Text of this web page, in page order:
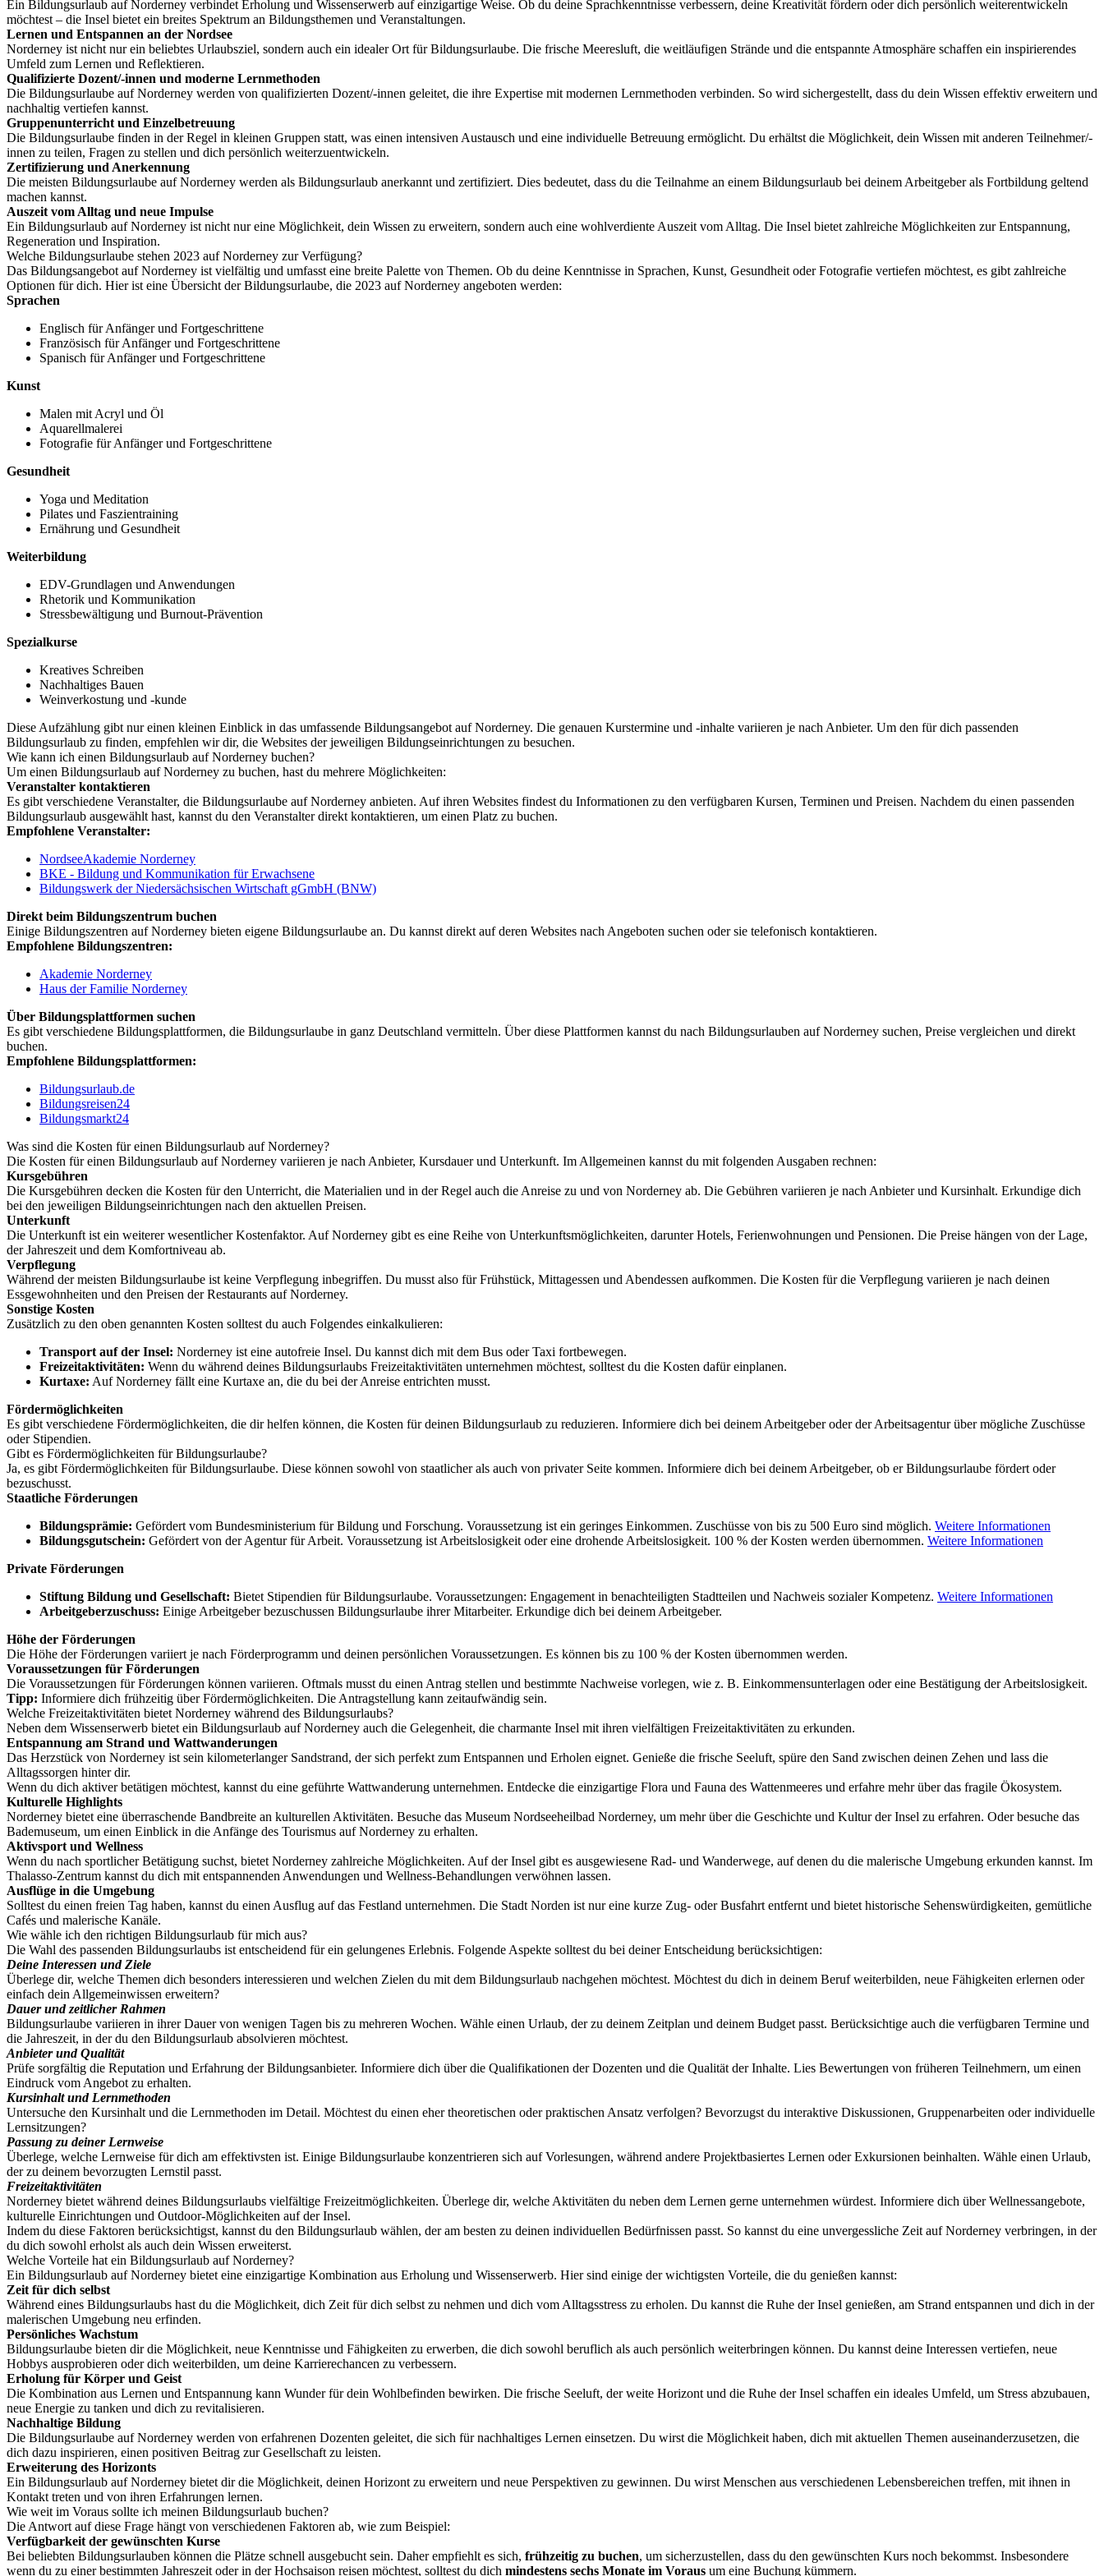
Ein Bildungsurlaub auf Norderney verbindet Erholung und Wissenserwerb auf einzigartige Weise. Ob du deine Sprachkenntnisse verbessern, deine Kreativität fördern oder dich persönlich weiterentwickeln
möchtest – die Insel bietet ein breites Spektrum an Bildungsthemen und Veranstaltungen.
Lernen und Entspannen an der Nordsee
Norderney ist nicht nur ein beliebtes Urlaubsziel, sondern auch ein idealer Ort für Bildungsurlaube. Die frische Meeresluft, die weitläufigen Strände und die entspannte Atmosphäre schaffen ein inspirierendes
Umfeld zum Lernen und Reflektieren.
Qualifizierte Dozent/-innen und moderne Lernmethoden
Die Bildungsurlaube auf Norderney werden von qualifizierten Dozent/-innen geleitet, die ihre Expertise mit modernen Lernmethoden verbinden. So wird sichergestellt, dass du dein Wissen effektiv erweitern und
nachhaltig vertiefen kannst.
Gruppenunterricht und Einzelbetreuung
Die Bildungsurlaube finden in der Regel in kleinen Gruppen statt, was einen intensiven Austausch und eine individuelle Betreuung ermöglicht. Du erhältst die Möglichkeit, dein Wissen mit anderen Teilnehmer/-
innen zu teilen, Fragen zu stellen und dich persönlich weiterzuentwickeln.
Zertifizierung und Anerkennung
Die meisten Bildungsurlaube auf Norderney werden als Bildungsurlaub anerkannt und zertifiziert. Dies bedeutet, dass du die Teilnahme an einem Bildungsurlaub bei deinem Arbeitgeber als Fortbildung geltend
machen kannst.
Auszeit vom Alltag und neue Impulse
Ein Bildungsurlaub auf Norderney ist nicht nur eine Möglichkeit, dein Wissen zu erweitern, sondern auch eine wohlverdiente Auszeit vom Alltag. Die Insel bietet zahlreiche Möglichkeiten zur Entspannung,
Regeneration und Inspiration.
Welche Bildungsurlaube stehen 2023 auf Norderney zur Verfügung?
Das Bildungsangebot auf Norderney ist vielfältig und umfasst eine breite Palette von Themen. Ob du deine Kenntnisse in Sprachen, Kunst, Gesundheit oder Fotografie vertiefen möchtest, es gibt zahlreiche
Optionen für dich. Hier ist eine Übersicht der Bildungsurlaube, die 2023 auf Norderney angeboten werden:
Sprachen
Englisch für Anfänger und Fortgeschrittene
Französisch für Anfänger und Fortgeschrittene
Spanisch für Anfänger und Fortgeschrittene
Kunst
Malen mit Acryl und Öl
Aquarellmalerei
Fotografie für Anfänger und Fortgeschrittene
Gesundheit
Yoga und Meditation
Pilates und Faszientraining
Ernährung und Gesundheit
Weiterbildung
EDV-Grundlagen und Anwendungen
Rhetorik und Kommunikation
Stressbewältigung und Burnout-Prävention
Spezialkurse
Kreatives Schreiben
Nachhaltiges Bauen
Weinverkostung und -kunde
Diese Aufzählung gibt nur einen kleinen Einblick in das umfassende Bildungsangebot auf Norderney. Die genauen Kurstermine und -inhalte variieren je nach Anbieter. Um den für dich passenden
Bildungsurlaub zu finden, empfehlen wir dir, die Websites der jeweiligen Bildungseinrichtungen zu besuchen.
Wie kann ich einen Bildungsurlaub auf Norderney buchen?
Um einen Bildungsurlaub auf Norderney zu buchen, hast du mehrere Möglichkeiten:
Veranstalter kontaktieren
Es gibt verschiedene Veranstalter, die Bildungsurlaube auf Norderney anbieten. Auf ihren Websites findest du Informationen zu den verfügbaren Kursen, Terminen und Preisen. Nachdem du einen passenden
Bildungsurlaub ausgewählt hast, kannst du den Veranstalter direkt kontaktieren, um einen Platz zu buchen.
Empfohlene Veranstalter:
NordseeAkademie Norderney
BKE - Bildung und Kommunikation für Erwachsene
Bildungswerk der Niedersächsischen Wirtschaft gGmbH (BNW)
Direkt beim Bildungszentrum buchen
Einige Bildungszentren auf Norderney bieten eigene Bildungsurlaube an. Du kannst direkt auf deren Websites nach Angeboten suchen oder sie telefonisch kontaktieren.
Empfohlene Bildungszentren:
Akademie Norderney
Haus der Familie Norderney
Über Bildungsplattformen suchen
Es gibt verschiedene Bildungsplattformen, die Bildungsurlaube in ganz Deutschland vermitteln. Über diese Plattformen kannst du nach Bildungsurlauben auf Norderney suchen, Preise vergleichen und direkt
buchen.
Empfohlene Bildungsplattformen:
Bildungsurlaub.de
Bildungsreisen24
Bildungsmarkt24
Was sind die Kosten für einen Bildungsurlaub auf Norderney?
Die Kosten für einen Bildungsurlaub auf Norderney variieren je nach Anbieter, Kursdauer und Unterkunft. Im Allgemeinen kannst du mit folgenden Ausgaben rechnen:
Kursgebühren
Die Kursgebühren decken die Kosten für den Unterricht, die Materialien und in der Regel auch die Anreise zu und von Norderney ab. Die Gebühren variieren je nach Anbieter und Kursinhalt. Erkundige dich
bei den jeweiligen Bildungseinrichtungen nach den aktuellen Preisen.
Unterkunft
Die Unterkunft ist ein weiterer wesentlicher Kostenfaktor. Auf Norderney gibt es eine Reihe von Unterkunftsmöglichkeiten, darunter Hotels, Ferienwohnungen und Pensionen. Die Preise hängen von der Lage,
der Jahreszeit und dem Komfortniveau ab.
Verpflegung
Während der meisten Bildungsurlaube ist keine Verpflegung inbegriffen. Du musst also für Frühstück, Mittagessen und Abendessen aufkommen. Die Kosten für die Verpflegung variieren je nach deinen
Essgewohnheiten und den Preisen der Restaurants auf Norderney.
Sonstige Kosten
Zusätzlich zu den oben genannten Kosten solltest du auch Folgendes einkalkulieren:
Transport auf der Insel: Norderney ist eine autofreie Insel. Du kannst dich mit dem Bus oder Taxi fortbewegen.
Freizeitaktivitäten: Wenn du während deines Bildungsurlaubs Freizeitaktivitäten unternehmen möchtest, solltest du die Kosten dafür einplanen.
Kurtaxe: Auf Norderney fällt eine Kurtaxe an, die du bei der Anreise entrichten musst.
Fördermöglichkeiten
Es gibt verschiedene Fördermöglichkeiten, die dir helfen können, die Kosten für deinen Bildungsurlaub zu reduzieren. Informiere dich bei deinem Arbeitgeber oder der Arbeitsagentur über mögliche Zuschüsse
oder Stipendien.
Gibt es Fördermöglichkeiten für Bildungsurlaube?
Ja, es gibt Fördermöglichkeiten für Bildungsurlaube. Diese können sowohl von staatlicher als auch von privater Seite kommen. Informiere dich bei deinem Arbeitgeber, ob er Bildungsurlaube fördert oder
bezuschusst.
Staatliche Förderungen
Bildungsprämie: Gefördert vom Bundesministerium für Bildung und Forschung. Voraussetzung ist ein geringes Einkommen. Zuschüsse von bis zu 500 Euro sind möglich. Weitere Informationen
Bildungsgutschein: Gefördert von der Agentur für Arbeit. Voraussetzung ist Arbeitslosigkeit oder eine drohende Arbeitslosigkeit. 100 % der Kosten werden übernommen. Weitere Informationen
Private Förderungen
Stiftung Bildung und Gesellschaft: Bietet Stipendien für Bildungsurlaube. Voraussetzungen: Engagement in benachteiligten Stadtteilen und Nachweis sozialer Kompetenz. Weitere Informationen
Arbeitgeberzuschuss: Einige Arbeitgeber bezuschussen Bildungsurlaube ihrer Mitarbeiter. Erkundige dich bei deinem Arbeitgeber.
Höhe der Förderungen
Die Höhe der Förderungen variiert je nach Förderprogramm und deinen persönlichen Voraussetzungen. Es können bis zu 100 % der Kosten übernommen werden.
Voraussetzungen für Förderungen
Die Voraussetzungen für Förderungen können variieren. Oftmals musst du einen Antrag stellen und bestimmte Nachweise vorlegen, wie z. B. Einkommensunterlagen oder eine Bestätigung der Arbeitslosigkeit.
Tipp: Informiere dich frühzeitig über Fördermöglichkeiten. Die Antragstellung kann zeitaufwändig sein.
Welche Freizeitaktivitäten bietet Norderney während des Bildungsurlaubs?
Neben dem Wissenserwerb bietet ein Bildungsurlaub auf Norderney auch die Gelegenheit, die charmante Insel mit ihren vielfältigen Freizeitaktivitäten zu erkunden.
Entspannung am Strand und Wattwanderungen
Das Herzstück von Norderney ist sein kilometerlanger Sandstrand, der sich perfekt zum Entspannen und Erholen eignet. Genieße die frische Seeluft, spüre den Sand zwischen deinen Zehen und lass die
Alltagssorgen hinter dir.
Wenn du dich aktiver betätigen möchtest, kannst du eine geführte Wattwanderung unternehmen. Entdecke die einzigartige Flora und Fauna des Wattenmeeres und erfahre mehr über das fragile Ökosystem.
Kulturelle Highlights
Norderney bietet eine überraschende Bandbreite an kulturellen Aktivitäten. Besuche das Museum Nordseeheilbad Norderney, um mehr über die Geschichte und Kultur der Insel zu erfahren. Oder besuche das
Bademuseum, um einen Einblick in die Anfänge des Tourismus auf Norderney zu erhalten.
Aktivsport und Wellness
Wenn du nach sportlicher Betätigung suchst, bietet Norderney zahlreiche Möglichkeiten. Auf der Insel gibt es ausgewiesene Rad- und Wanderwege, auf denen du die malerische Umgebung erkunden kannst. Im
Thalasso-Zentrum kannst du dich mit entspannenden Anwendungen und Wellness-Behandlungen verwöhnen lassen.
Ausflüge in die Umgebung
Solltest du einen freien Tag haben, kannst du einen Ausflug auf das Festland unternehmen. Die Stadt Norden ist nur eine kurze Zug- oder Busfahrt entfernt und bietet historische Sehenswürdigkeiten, gemütliche
Cafés und malerische Kanäle.
Wie wähle ich den richtigen Bildungsurlaub für mich aus?
Die Wahl des passenden Bildungsurlaubs ist entscheidend für ein gelungenes Erlebnis. Folgende Aspekte solltest du bei deiner Entscheidung berücksichtigen:
Deine Interessen und Ziele
Überlege dir, welche Themen dich besonders interessieren und welchen Zielen du mit dem Bildungsurlaub nachgehen möchtest. Möchtest du dich in deinem Beruf weiterbilden, neue Fähigkeiten erlernen oder
einfach dein Allgemeinwissen erweitern?
Dauer und zeitlicher Rahmen
Bildungsurlaube variieren in ihrer Dauer von wenigen Tagen bis zu mehreren Wochen. Wähle einen Urlaub, der zu deinem Zeitplan und deinem Budget passt. Berücksichtige auch die verfügbaren Termine und
die Jahreszeit, in der du den Bildungsurlaub absolvieren möchtest.
Anbieter und Qualität
Prüfe sorgfältig die Reputation und Erfahrung der Bildungsanbieter. Informiere dich über die Qualifikationen der Dozenten und die Qualität der Inhalte. Lies Bewertungen von früheren Teilnehmern, um einen
Eindruck vom Angebot zu erhalten.
Kursinhalt und Lernmethoden
Untersuche den Kursinhalt und die Lernmethoden im Detail. Möchtest du einen eher theoretischen oder praktischen Ansatz verfolgen? Bevorzugst du interaktive Diskussionen, Gruppenarbeiten oder individuelle
Lernsitzungen?
Passung zu deiner Lernweise
Überlege, welche Lernweise für dich am effektivsten ist. Einige Bildungsurlaube konzentrieren sich auf Vorlesungen, während andere Projektbasiertes Lernen oder Exkursionen beinhalten. Wähle einen Urlaub,
der zu deinem bevorzugten Lernstil passt.
Freizeitaktivitäten
Norderney bietet während deines Bildungsurlaubs vielfältige Freizeitmöglichkeiten. Überlege dir, welche Aktivitäten du neben dem Lernen gerne unternehmen würdest. Informiere dich über Wellnessangebote,
kulturelle Einrichtungen und Outdoor-Möglichkeiten auf der Insel.
Indem du diese Faktoren berücksichtigst, kannst du den Bildungsurlaub wählen, der am besten zu deinen individuellen Bedürfnissen passt. So kannst du eine unvergessliche Zeit auf Norderney verbringen, in der
du dich sowohl erholst als auch dein Wissen erweiterst.
Welche Vorteile hat ein Bildungsurlaub auf Norderney?
Ein Bildungsurlaub auf Norderney bietet eine einzigartige Kombination aus Erholung und Wissenserwerb. Hier sind einige der wichtigsten Vorteile, die du genießen kannst:
Zeit für dich selbst
Während eines Bildungsurlaubs hast du die Möglichkeit, dich Zeit für dich selbst zu nehmen und dich vom Alltagsstress zu erholen. Du kannst die Ruhe der Insel genießen, am Strand entspannen und dich in der
malerischen Umgebung neu erfinden.
Persönliches Wachstum
Bildungsurlaube bieten dir die Möglichkeit, neue Kenntnisse und Fähigkeiten zu erwerben, die dich sowohl beruflich als auch persönlich weiterbringen können. Du kannst deine Interessen vertiefen, neue
Hobbys ausprobieren oder dich weiterbilden, um deine Karrierechancen zu verbessern.
Erholung für Körper und Geist
Die Kombination aus Lernen und Entspannung kann Wunder für dein Wohlbefinden bewirken. Die frische Seeluft, der weite Horizont und die Ruhe der Insel schaffen ein ideales Umfeld, um Stress abzubauen,
neue Energie zu tanken und dich zu revitalisieren.
Nachhaltige Bildung
Die Bildungsurlaube auf Norderney werden von erfahrenen Dozenten geleitet, die sich für nachhaltiges Lernen einsetzen. Du wirst die Möglichkeit haben, dich mit aktuellen Themen auseinanderzusetzen, die
dich dazu inspirieren, einen positiven Beitrag zur Gesellschaft zu leisten.
Erweiterung des Horizonts
Ein Bildungsurlaub auf Norderney bietet dir die Möglichkeit, deinen Horizont zu erweitern und neue Perspektiven zu gewinnen. Du wirst Menschen aus verschiedenen Lebensbereichen treffen, mit ihnen in
Kontakt treten und von ihren Erfahrungen lernen.
Wie weit im Voraus sollte ich meinen Bildungsurlaub buchen?
Die Antwort auf diese Frage hängt von verschiedenen Faktoren ab, wie zum Beispiel:
Verfügbarkeit der gewünschten Kurse
Bei beliebten Bildungsurlauben können die Plätze schnell ausgebucht sein. Daher empfiehlt es sich, frühzeitig zu buchen, um sicherzustellen, dass du den gewünschten Kurs noch bekommst. Insbesondere
wenn du zu einer bestimmten Jahreszeit oder in der Hochsaison reisen möchtest, solltest du dich mindestens sechs Monate im Voraus um eine Buchung kümmern.